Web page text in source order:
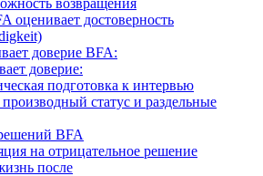
оценивает достоверность
доверие BFA:
доверие:
подготовка к интервью
статус и раздельные
BFA
на отрицательное решение
после